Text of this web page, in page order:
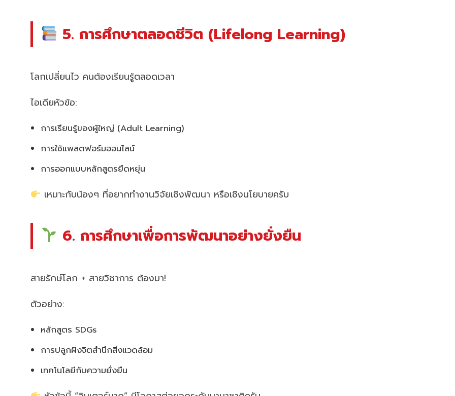
5. การศึกษาตลอดชีวิต (Lifelong Learning)
โลกเปลี่ยนไว คนต้องเรียนรู้ตลอดเวลา
ไอเดียหัวข้อ:
การเรียนรู้ของผู้ใหญ่ (Adult Learning)
การใช้แพลตฟอร์มออนไลน์
การออกแบบหลักสูตรยืดหยุ่น
เหมาะกับน้องๆ ที่อยากทำงานวิจัยเชิงพัฒนา หรือเชิงนโยบายครับ
6. การศึกษาเพื่อการพัฒนาอย่างยั่งยืน
สายรักษ์โลก + สายวิชาการ ต้องมา!
ตัวอย่าง:
หลักสูตร SDGs
การปลูกฝังจิตสำนึกสิ่งแวดล้อม
เทคโนโลยีกับความยั่งยืน